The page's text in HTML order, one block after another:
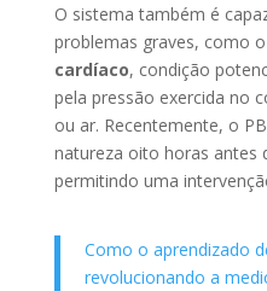
O sistema também é
problemas graves, como o
cardíaco, condição
pela pressão exercida no
ou ar. Recentemente, o
natureza oito horas antes
permitindo uma
Como o aprendizado
revolucionando a